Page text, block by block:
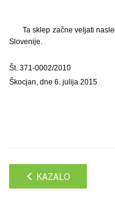
Ta sklep začne veljati
Slovenije.
Št. 371-0002/2010
Škocjan, dne 6. julija 2015
KAZALO